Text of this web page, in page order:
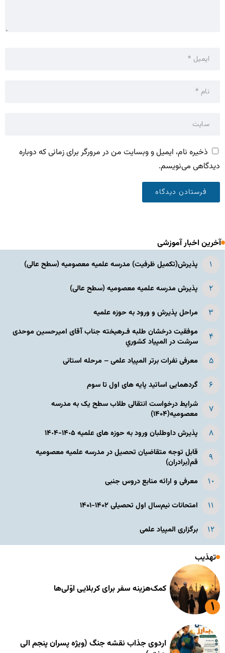
ذخیره نام، ایمیل و وبسایت من در مرورگر برای زمانی که دوباره
دیدگاهی می‌نویسم.
آخرین اخبار آموزشی
پذیرش(تکمیل ظرفیت) مدرسه علمیه معصومیه‌ (سطح عالی)
پذیرش مدرسه علمیه معصومیه‌ (سطح عالی)
مراحل پذیرش و ورود به حوزه علمیه
موفقیت درخشان طلبه فـرهیخته جناب آقای امیرحسین موحدی
سرشت در المپياد كشوري
معرفی نفرات برتر المپیاد علمی – مرحله استانی
گردهمایی اساتید پایه های اول تا سوم
شرایط درخواست انتقالی طلاب سطح یک به مدرسه
معصومیه(۱۴۰۴)
پذیرش داوطلبان ورود به حوزه های علمیه ١۴٠۵-١۴٠۴
قابل توجه متقاضیان تحصیل در مدرسه علمیه معصومیه
قم(برادران)
معرفی و ارائه منابع دروس جنبی
امتحانات نیم‌سال اول تحصیلی ۱۴۰۲-۱۴۰۱
برگزاری المپیاد علمی
تهذیب
کمک‌هزینه سفر برای کربلایی اوّلی‌ها
اردوی جذاب نقشه جنگ (ویژه پسران پنجم الی